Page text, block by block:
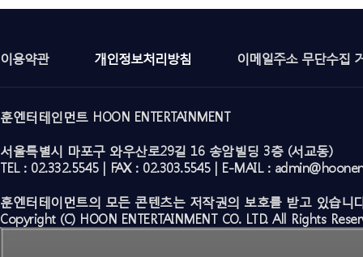
이용약관 개인정보처리방침 이메일주소 무단수집
훈엔터테인먼트 HOON ENTERTAINMENT
서울특별시 마포구 와우산로29길 16 송암빌딩 3층 (서교동)
TEL : 02.332.5545 | FAX : 02.303.5545 | E-MAIL :
훈엔터테이먼트의 모든 콘텐츠는 저작권의 보호를 받고 있습니
Copyright (C) HOON ENTERTAINMENT CO. LTD. All Rights